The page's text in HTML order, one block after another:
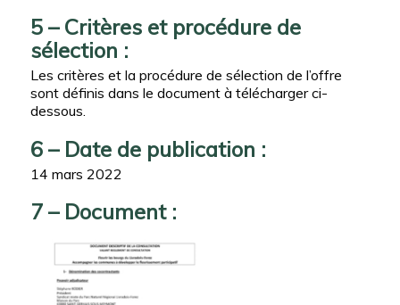
5 – Critères et procédure de
sélection :
Les critères et la procédure de sélection de l’offre
sont définis dans le document à télécharger ci-
dessous.
6 – Date de publication :
14 mars 2022
7 – Document :